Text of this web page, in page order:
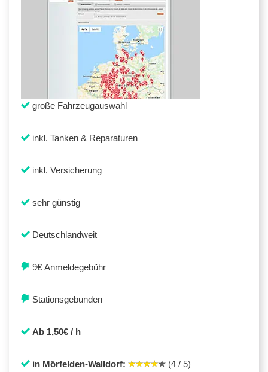
große Fahrzeugauswahl
inkl. Tanken & Reparaturen
inkl. Versicherung
sehr günstig
Deutschlandweit
9€ Anmeldegebühr
Stationsgebunden
Ab 1,50€ / h
in Mörfelden-Walldorf: (4 / 5)